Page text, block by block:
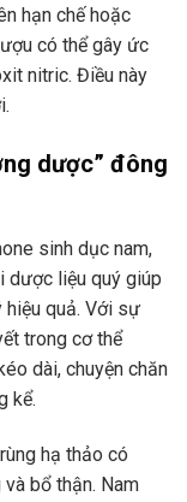
hạn chế hoặc
có thể gây ức
nitric. Điều này
dược” đông
sinh dục nam,
dược liệu quý giúp
hiệu quả. Với sự
trong cơ thể
dài, chuyện chăn
kể.
hạ thảo có
bổ thận. Nam